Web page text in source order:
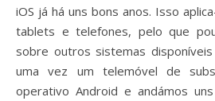
iOS já há uns bons anos. Isso
tablets e telefones, pelo que
sobre outros sistemas
uma vez um telemóvel de
operativo Android e andámos